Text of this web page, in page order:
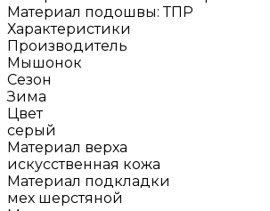
Материал подошвы: ТПР
Характеристики
Производитель
Мышонок
Сезон
Зима
Цвет
серый
Материал верха
искусственная кожа
Материал подкладки
мех шерстяной